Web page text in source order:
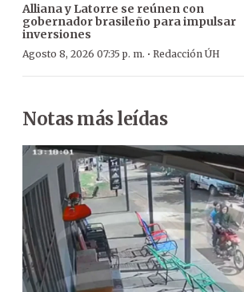
Alliana y Latorre se reúnen con
gobernador brasileño para impulsar
inversiones
Agosto 8, 2026 07:35 p. m. · Redacción ÚH
Notas más leídas